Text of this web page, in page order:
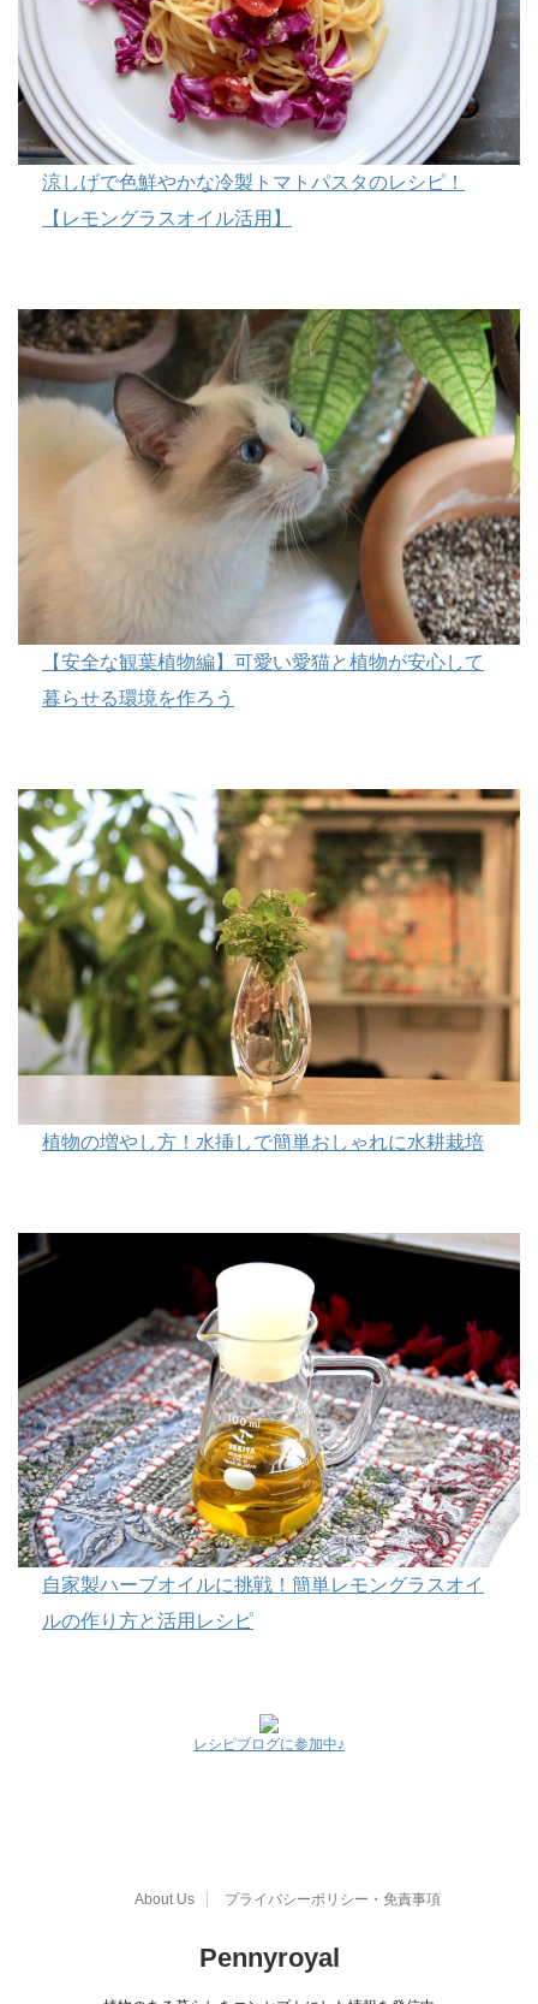
涼しげで色鮮やかな冷製トマトパスタのレシピ！
【レモングラスオイル活用】
【安全な観葉植物編】可愛い愛猫と植物が安心して
暮らせる環境を作ろう
植物の増やし方！水挿しで簡単おしゃれに水耕栽培
自家製ハーブオイルに挑戦！簡単レモングラスオイ
ルの作り方と活用レシピ
レシピブログに参加中♪
About Us プライバシーポリシー・免責事項
Pennyroyal